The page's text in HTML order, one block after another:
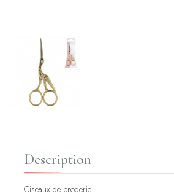
Description
Ciseaux de broderie